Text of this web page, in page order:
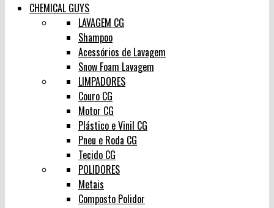
CHEMICAL GUYS
LAVAGEM CG
Shampoo
Acessórios de Lavagem
Snow Foam Lavagem
LIMPADORES
Couro CG
Motor CG
Plástico e Vinil CG
Pneu e Roda CG
Tecido CG
POLIDORES
Metais
Composto Polidor